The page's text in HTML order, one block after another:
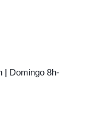
| Domingo 8h-